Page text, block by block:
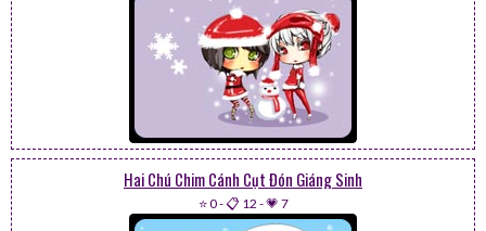
Hai Chú Chim Cánh Cụt Đón Giáng Sinh
⭐ 0-📋 12 -💗 7